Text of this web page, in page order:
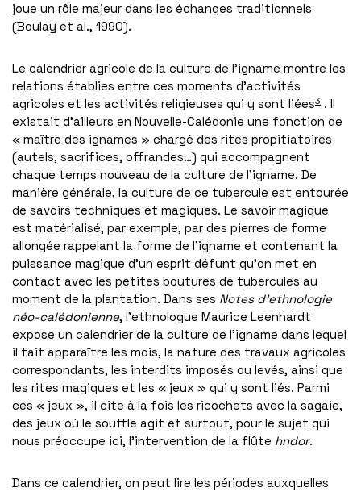
joue un rôle majeur dans les échanges traditionnels
(Boulay et al., 1990).
Le calendrier agricole de la culture de l’igname montre les
relations établies entre ces moments d’activités
agricoles et les activités religieuses qui y sont liées3 . Il
existait d’ailleurs en Nouvelle-Calédonie une fonction de
« maître des ignames » chargé des rites propitiatoires
(autels, sacrifices, offrandes…) qui accompagnent
chaque temps nouveau de la culture de l’igname. De
manière générale, la culture de ce tubercule est entourée
de savoirs techniques et magiques. Le savoir magique
est matérialisé, par exemple, par des pierres de forme
allongée rappelant la forme de l’igname et contenant la
puissance magique d’un esprit défunt qu’on met en
contact avec les petites boutures de tubercules au
moment de la plantation. Dans ses Notes d’ethnologie
néo-calédonienne, l’ethnologue Maurice Leenhardt
expose un calendrier de la culture de l’igname dans lequel
il fait apparaître les mois, la nature des travaux agricoles
correspondants, les interdits imposés ou levés, ainsi que
les rites magiques et les « jeux » qui y sont liés. Parmi
ces « jeux », il cite à la fois les ricochets avec la sagaie,
des jeux où le souffle agit et surtout, pour le sujet qui
nous préoccupe ici, l’intervention de la flûte hndor.
Dans ce calendrier, on peut lire les périodes auxquelles